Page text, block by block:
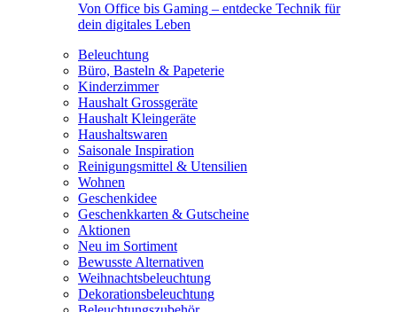
Von Office bis Gaming – entdecke Technik für
dein digitales Leben
Beleuchtung
Büro, Basteln & Papeterie
Kinderzimmer
Haushalt Grossgeräte
Haushalt Kleingeräte
Haushaltswaren
Saisonale Inspiration
Reinigungsmittel & Utensilien
Wohnen
Geschenkidee
Geschenkkarten & Gutscheine
Aktionen
Neu im Sortiment
Bewusste Alternativen
Weihnachtsbeleuchtung
Dekorationsbeleuchtung